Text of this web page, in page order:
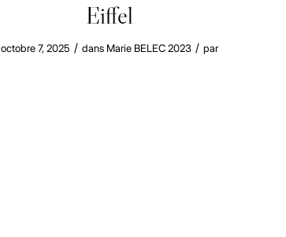
Eiffel
octobre 7, 2025 / dans Marie BELEC2023 / par